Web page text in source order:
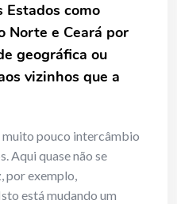
Estados como
Norte e Ceará por
geográfica ou
vizinhos que a
muito pouco intercâmbio
Aqui quase não se
por exemplo,
está mudando um